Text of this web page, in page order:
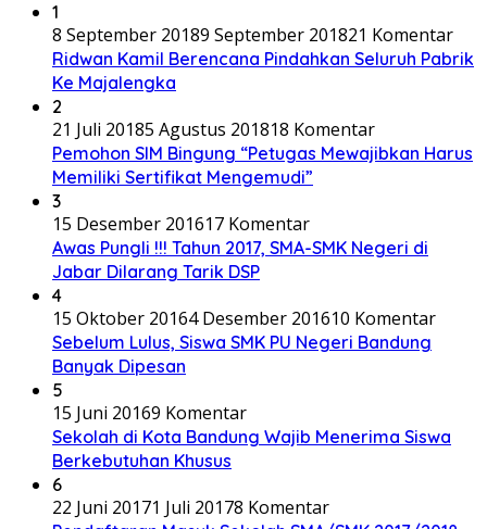
1
8 September 20189 September 201821 Komentar
Ridwan Kamil Berencana Pindahkan Seluruh Pabrik
Ke Majalengka
2
21 Juli 20185 Agustus 201818 Komentar
Pemohon SIM Bingung “Petugas Mewajibkan Harus
Memiliki Sertifikat Mengemudi”
3
15 Desember 201617 Komentar
Awas Pungli !!! Tahun 2017, SMA-SMK Negeri di
Jabar Dilarang Tarik DSP
4
15 Oktober 20164 Desember 201610 Komentar
Sebelum Lulus, Siswa SMK PU Negeri Bandung
Banyak Dipesan
5
15 Juni 20169 Komentar
Sekolah di Kota Bandung Wajib Menerima Siswa
Berkebutuhan Khusus
6
22 Juni 20171 Juli 20178 Komentar